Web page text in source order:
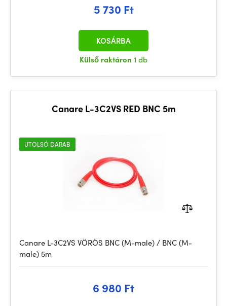
5 730 Ft
Külső raktáron 1 db
KOSÁRBA
Canare L-3C2VS RED BNC 5m
UTOLSÓ DARAB
Canare L-3C2VS VÖRÖS BNC (M-male) / BNC (M-
male) 5m
6 980 Ft